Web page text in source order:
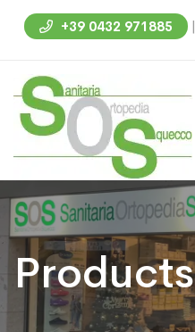
+39 0432 971885 |
Products